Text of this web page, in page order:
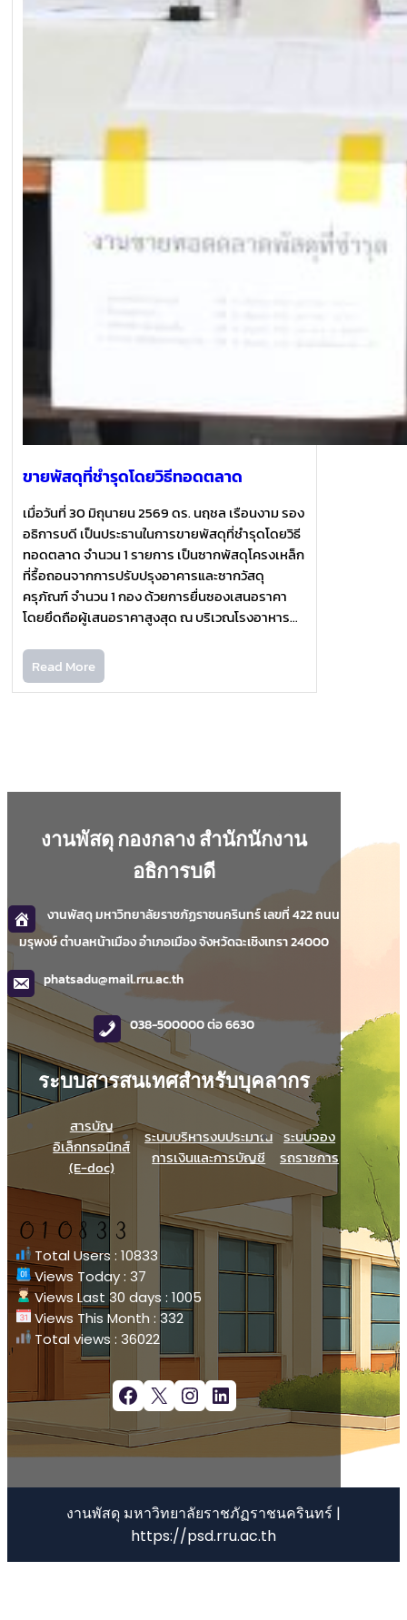
ขายพัสดุที่ชำรุดโดยวิธีทอดตลาด
เมื่อวันที่ 30 มิถุนายน 2569 ดร. นฤชล เรือนงาม รอง
อธิการบดี เป็นประธานในการขายพัสดุที่ชำรุดโดยวิธี
ทอดตลาด จำนวน 1 รายการ เป็นซากพัสดุโครงเหล็ก
ที่รื้อถอนจากการปรับปรุงอาคารและซากวัสดุ
ครุภัณฑ์ จำนวน 1 กอง ด้วยการยื่นซองเสนอราคา
โดยยึดถือผู้เสนอราคาสูงสุด ณ บริเวณโรงอาหาร…
Read More
งานพัสดุ กองกลาง สำนักนักงาน
อธิการบดี
งานพัสดุ มหาวิทยาลัยราชภัฏราชนครินทร์ เลขที่ 422 ถนน
มรุพงษ์ ตำบลหน้าเมือง อำเภอเมือง จังหวัดฉะเชิงเทรา 24000
phatsadu@mail.rru.ac.th
038-500000 ต่อ 6630
ระบบสารสนเทศสำหรับบุคลากร
สารบัญ
อิเล็กทรอนิกส์
(E-doc)
ระบบบริหารงบประมาณ
การเงินและการบัญชี
ระบบจอง
รถราชการ
Total Users : 10833
Views Today : 37
Views Last 30 days : 1005
Views This Month : 332
Total views : 36022
Facebook
X Instagram
LinkedIn
งานพัสดุ มหาวิทยาลัยราชภัฏราชนครินทร์ |
https://psd.rru.ac.th